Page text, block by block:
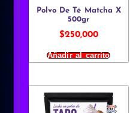
Polvo De Té Matcha X
500gr
$250,000
Añadir al carrito